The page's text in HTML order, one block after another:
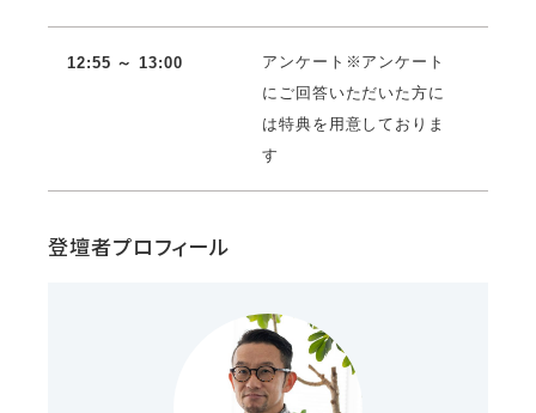
12:55 ～ 13:00
アンケート※アンケート
にご回答いただいた方に
は特典を用意しておりま
す
登壇者プロフィール